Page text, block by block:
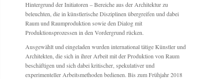
Hintergrund der Initiatoren – Bereiche aus der Architektur zu
beleuchten, die in künstlerische Disziplinen übergreifen und dabei
Raum und Raumproduktion sowie den Dialog mit
Produktionsprozessen in den Vordergrund rücken.
Ausgewählt und eingeladen wurden international tätige Künstler und
Architekten, die sich in ihrer Arbeit mit der Produktion von Raum
beschäftigen und sich dabei kritischer, spekulativer und
experimenteller Arbeitsmethoden bedienen. Bis zum Frühjahr 2018